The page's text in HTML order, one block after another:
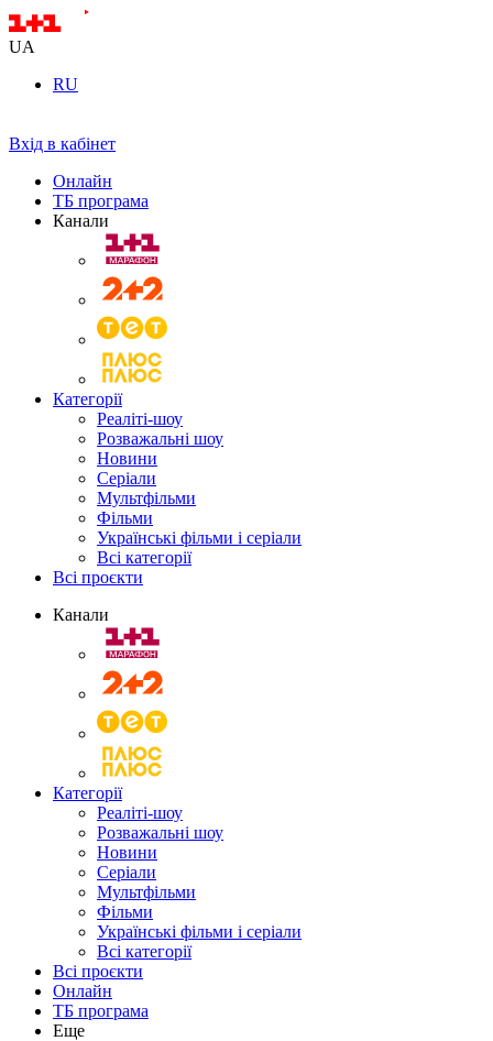
UA
RU
Вхід в кабінет
Онлайн
ТБ програма
Канали
Категорії
Реаліті-шоу
Розважальні шоу
Новини
Серіали
Мультфільми
Фільми
Українські фільми і серіали
Всі категорії
Всі проєкти
Канали
Категорії
Реаліті-шоу
Розважальні шоу
Новини
Серіали
Мультфільми
Фільми
Українські фільми і серіали
Всі категорії
Всі проєкти
Онлайн
ТБ програма
Еще